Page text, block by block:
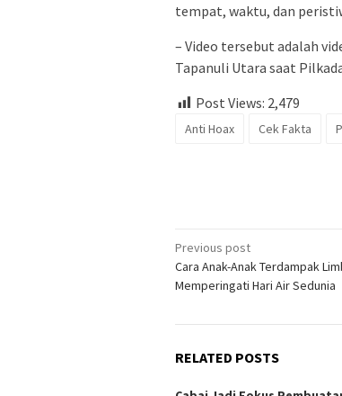
tempat, waktu, dan
– Video tersebut adalah
Tapanuli Utara saat
Post Views: 2,479
Anti Hoax Cek Fakta
Post
navigation
Previous post
Cara Anak-Anak Terdampak
Memperingati Hari Air Sedunia
RELATED POSTS